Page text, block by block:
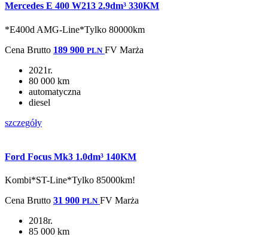
Mercedes E 400 W213 2.9dm³ 330KM
*E400d AMG-Line*Tylko 80000km
Cena Brutto 189 900 PLN FV Marża
2021r.
80 000 km
automatyczna
diesel
szczegóły
Ford Focus Mk3 1.0dm³ 140KM
Kombi*ST-Line*Tylko 85000km!
Cena Brutto 31 900 PLN FV Marża
2018r.
85 000 km